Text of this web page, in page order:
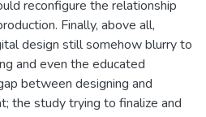
reconfigure the relationship
Finally, above all,
design still somehow blurry to
and even the educated
between designing and
the study trying to finalize and